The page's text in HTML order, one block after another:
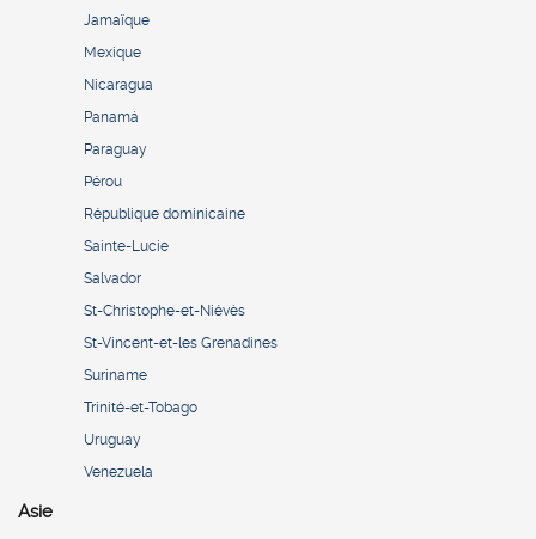
Jamaïque
Mexique
Nicaragua
Panamá
Paraguay
Pérou
République dominicaine
Sainte-Lucie
Salvador
St-Christophe-et-Niévès
St-Vincent-et-les Grenadines
Suriname
Trinité-et-Tobago
Uruguay
Venezuela
Asie